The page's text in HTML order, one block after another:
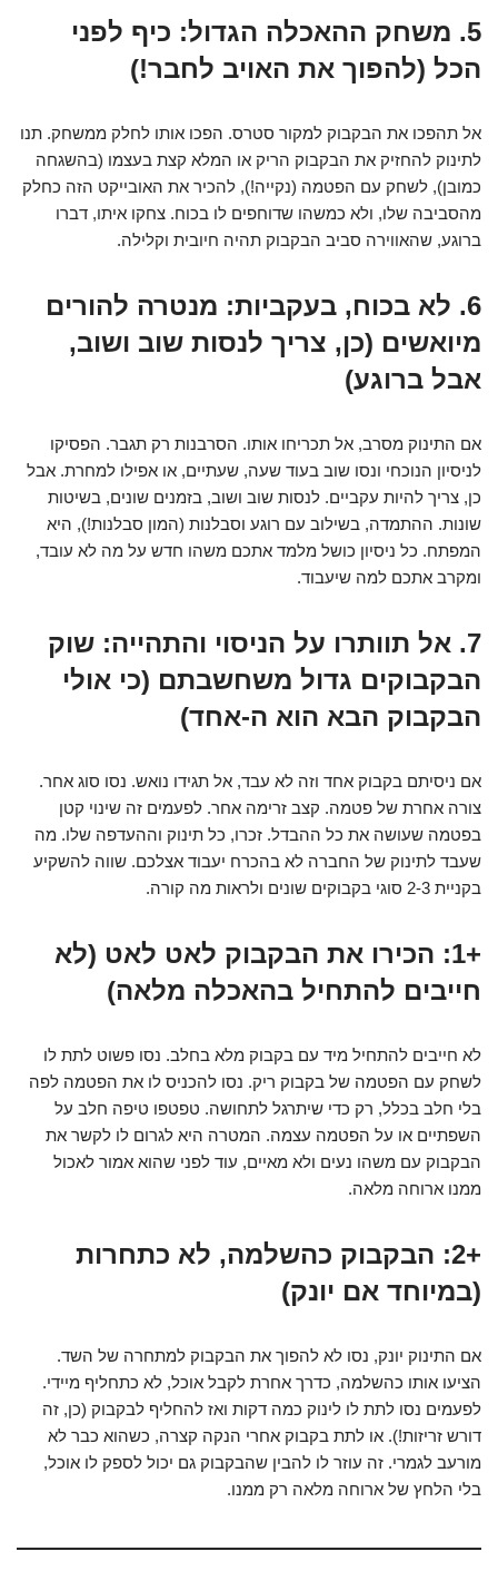
5. משחק ההאכלה הגדול: כיף לפני
הכל (להפוך את האויב לחבר!)
אל תהפכו את הבקבוק למקור סטרס. הפכו אותו לחלק ממשחק. תנו
לתינוק להחזיק את הבקבוק הריק או המלא קצת בעצמו (בהשגחה
כמובן), לשחק עם הפטמה (נקייה!), להכיר את האובייקט הזה כחלק
מהסביבה שלו, ולא כמשהו שדוחפים לו בכוח. צחקו איתו, דברו
ברוגע, שהאווירה סביב הבקבוק תהיה חיובית וקלילה.
6. לא בכוח, בעקביות: מנטרה להורים
מיואשים (כן, צריך לנסות שוב ושוב,
אבל ברוגע)
אם התינוק מסרב, אל תכריחו אותו. הסרבנות רק תגבר. הפסיקו
לניסיון הנוכחי ונסו שוב בעוד שעה, שעתיים, או אפילו למחרת. אבל
כן, צריך להיות עקביים. לנסות שוב ושוב, בזמנים שונים, בשיטות
שונות. ההתמדה, בשילוב עם רוגע וסבלנות (המון סבלנות!), היא
המפתח. כל ניסיון כושל מלמד אתכם משהו חדש על מה לא עובד,
ומקרב אתכם למה שיעבוד.
7. אל תוותרו על הניסוי והתהייה: שוק
הבקבוקים גדול משחשבתם (כי אולי
הבקבוק הבא הוא ה-אחד)
אם ניסיתם בקבוק אחד וזה לא עבד, אל תגידו נואש. נסו סוג אחר.
צורה אחרת של פטמה. קצב זרימה אחר. לפעמים זה שינוי קטן
בפטמה שעושה את כל ההבדל. זכרו, כל תינוק וההעדפה שלו. מה
שעבד לתינוק של החברה לא בהכרח יעבוד אצלכם. שווה להשקיע
בקניית 2-3 סוגי בקבוקים שונים ולראות מה קורה.
+1: הכירו את הבקבוק לאט לאט (לא
חייבים להתחיל בהאכלה מלאה)
לא חייבים להתחיל מיד עם בקבוק מלא בחלב. נסו פשוט לתת לו
לשחק עם הפטמה של בקבוק ריק. נסו להכניס לו את הפטמה לפה
בלי חלב בכלל, רק כדי שיתרגל לתחושה. טפטפו טיפה חלב על
השפתיים או על הפטמה עצמה. המטרה היא לגרום לו לקשר את
הבקבוק עם משהו נעים ולא מאיים, עוד לפני שהוא אמור לאכול
ממנו ארוחה מלאה.
+2: הבקבוק כהשלמה, לא כתחרות
(במיוחד אם יונק)
אם התינוק יונק, נסו לא להפוך את הבקבוק למתחרה של השד.
הציעו אותו כהשלמה, כדרך אחרת לקבל אוכל, לא כתחליף מיידי.
לפעמים נסו לתת לו לינוק כמה דקות ואז להחליף לבקבוק (כן, זה
דורש זריזות!). או לתת בקבוק אחרי הנקה קצרה, כשהוא כבר לא
מורעב לגמרי. זה עוזר לו להבין שהבקבוק גם יכול לספק לו אוכל,
בלי הלחץ של ארוחה מלאה רק ממנו.